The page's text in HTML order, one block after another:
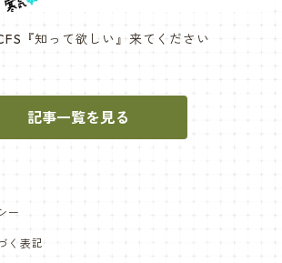
『知って欲しい』来てください
記事一覧を見る
ー
く表記